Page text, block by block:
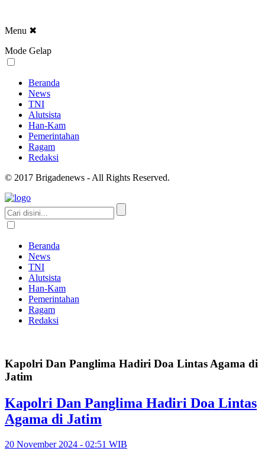
Menu ✖
Mode Gelap
Beranda
News
TNI
Alutsista
Han-Kam
Pemerintahan
Ragam
Redaksi
© 2017 Brigadenews - All Rights Reserved.
Beranda
News
TNI
Alutsista
Han-Kam
Pemerintahan
Ragam
Redaksi
Kapolri Dan Panglima Hadiri Doa Lintas Agama di
Jatim
Kapolri Dan Panglima Hadiri Doa Lintas
Agama di Jatim
20 November 2024 - 02:51 WIB